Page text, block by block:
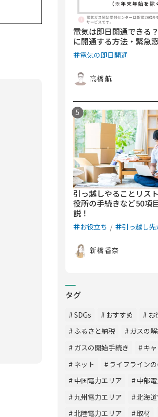
電気は即日開通できる
に開通する方法・緊急
電気の即日開通
高橋 航
引っ越しやることリス
役所の手続きなど50項
説！
お役立ち 引っ越し先
新橋 香奈
タグ
SDGs おすすめ
お
ふるさと納税
ガスの
ガスの開始手続き
キ
ネット
ライフライン
中国電力エリア
中部
九州電力エリア
北海
北陸電力エリア
取材